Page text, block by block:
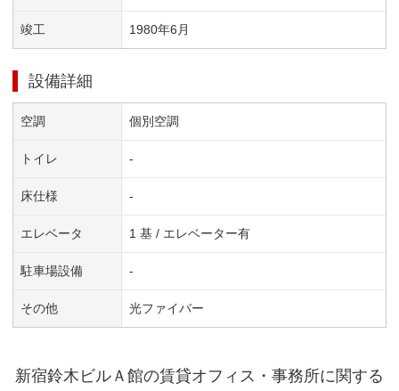
竣工 1980年6 月
設備詳細
空調 個別空調
トイレ -
床仕様 -
エレベータ 1 基 / エレベーター有
駐車場設備 -
その他 光ファイバー
新宿鈴木ビルＡ館の賃貸オフィス・事務所に関する